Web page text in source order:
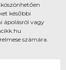
későbbi
ápolásról vagy
számára.